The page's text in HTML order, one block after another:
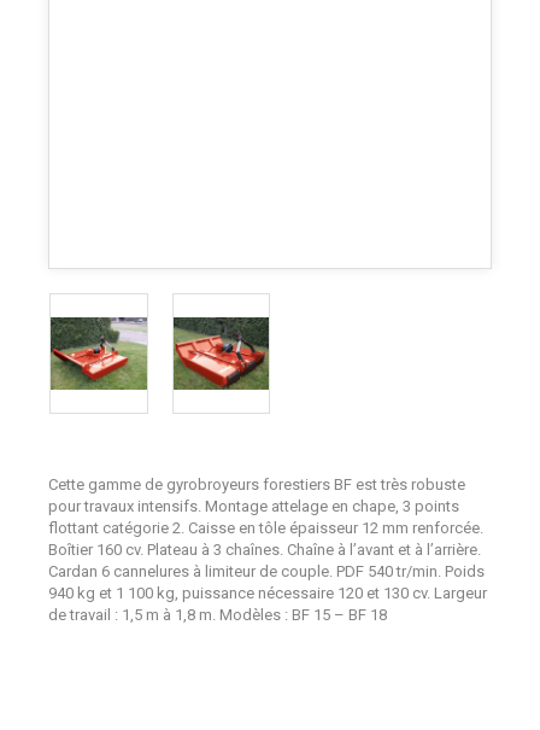
Cette gamme de gyrobroyeurs forestiers BF est très robuste
pour travaux intensifs. Montage attelage en chape, 3 points
flottant catégorie 2. Caisse en tôle épaisseur 12 mm renforcée.
Boîtier 160 cv. Plateau à 3 chaînes. Chaîne à l’avant et à l’arrière.
Cardan 6 cannelures à limiteur de couple. PDF 540 tr/min. Poids
940 kg et 1 100 kg, puissance nécessaire 120 et 130 cv. Largeur
de travail : 1,5 m à 1,8 m. Modèles : BF 15 – BF 18